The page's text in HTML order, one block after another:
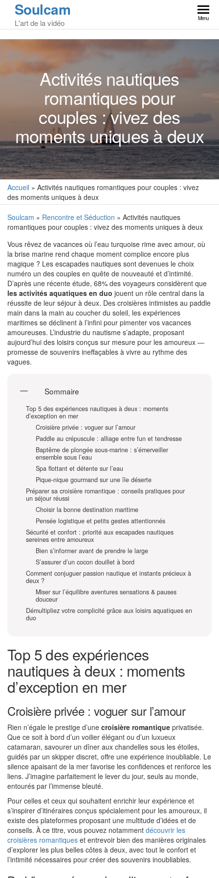
Soulcam
L'art de la vidéo Menu
Activités nautiques
romantiques pour
couples : vivez des
moments uniques à deux
Accueil » Activités nautiques romantiques pour couples : vivez
des moments uniques à deux
Soulcam » Rencontre et Séduction » Activités nautiques
romantiques pour couples : vivez des moments uniques à deux
Vous rêvez de vacances où l’eau turquoise rime avec amour, où
la brise marine rend chaque moment complice encore plus
magique ? Les escapades nautiques sont devenues le choix
numéro un des couples en quête de nouveauté et d’intimité.
D’après une récente étude, 68% des voyageurs considèrent que
les activités aquatiques en duo jouent un rôle central dans la
réussite de leur séjour à deux. Des croisières intimistes au paddle
main dans la main au coucher du soleil, les expériences
maritimes se déclinent à l’infini pour pimenter vos vacances
amoureuses. L’industrie du nautisme s’adapte, proposant
aujourd’hui des loisirs conçus sur mesure pour les amoureux —
promesse de souvenirs ineffaçables à vivre au rythme des
vagues.
Sommaire
Top 5 des expériences nautiques à deux : moments
d’exception en mer
Croisière privée : voguer sur l’amour
Paddle au crépuscule : alliage entre fun et tendresse
Baptême de plongée sous-marine : s’émerveiller
ensemble sous l’eau
Spa flottant et détente sur l’eau
Pique-nique gourmand sur une île déserte
Préparer sa croisière romantique : conseils pratiques pour
un séjour réussi
Choisir la bonne destination maritime
Pensée logistique et petits gestes attentionnés
Sécurité et confort : priorité aux escapades nautiques
sereines entre amoureux
Bien s’informer avant de prendre le large
S’assurer d’un cocon douillet à bord
Comment conjuguer passion nautique et instants précieux à
deux ?
Miser sur l’équilibre aventures sensations & pauses
douceur
Démultipliez votre complicité grâce aux loisirs aquatiques en
duo
Top 5 des expériences
nautiques à deux : moments
d’exception en mer
Croisière privée : voguer sur l’amour
Rien n’égale le prestige d’une croisière romantique privatisée.
Que ce soit à bord d’un voilier élégant ou d’un luxueux
catamaran, savourer un dîner aux chandelles sous les étoiles,
guidés par un skipper discret, offre une expérience inoubliable. Le
silence apaisant de la mer favorise les confidences et renforce les
liens. J’imagine parfaitement le lever du jour, seuls au monde,
entourés par l’immense bleuté.
Pour celles et ceux qui souhaitent enrichir leur expérience et
s’inspirer d’itinéraires conçus spécialement pour les amoureux, il
existe des plateformes proposant une multitude d’idées et de
conseils. À ce titre, vous pouvez notamment découvrir les
croisières romantiques et entrevoir bien des manières originales
d’explorer les plus belles côtes à deux, avec tout le confort et
l’intimité nécessaires pour créer des souvenirs inoubliables.